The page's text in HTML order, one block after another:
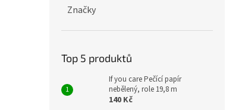
Značky
Top 5 produktů
If you care Pečící papír
nebělený, role 19,8 m
140 Kč